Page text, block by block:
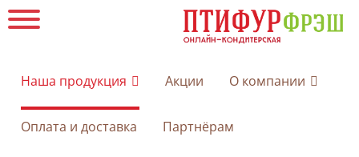
Наша продукция Акции О компании
Оплата и доставка Партнёрам